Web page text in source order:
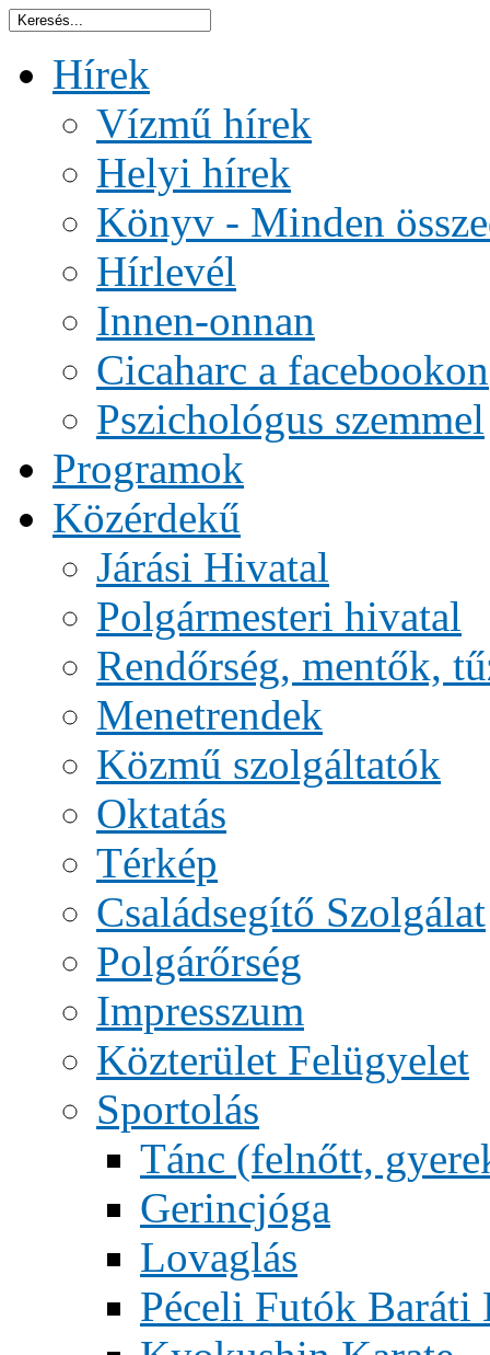
Hírek
Vízmű hírek
Helyi hírek
Könyv - Minden
Hírlevél
Innen-onnan
Cicaharc a facebookon
Pszichológus szemmel
Programok
Közérdekű
Járási Hivatal
Polgármesteri hivatal
Rendőrség, mentők,
Menetrendek
Közmű szolgáltatók
Oktatás
Térkép
Családsegítő Szolgálat
Polgárőrség
Impresszum
Közterület Felügyelet
Sportolás
Tánc (felnőtt,
Gerincjóga
Lovaglás
Péceli Futók Baráti